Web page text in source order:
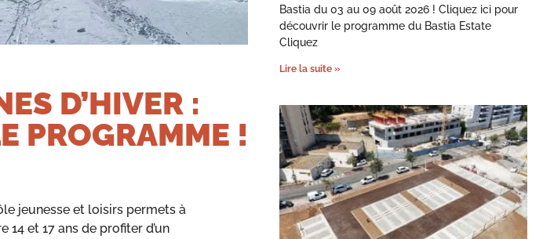
D’HIVER :
PROGRAMME !
jeunesse et loisirs permets à
14 et 17 ans de profiter d’un
Bastia du 03 au 09 août 2026 ! Cliquez ici pour
découvrir le programme du Bastia Estate
Cliquez
Lire la suite »